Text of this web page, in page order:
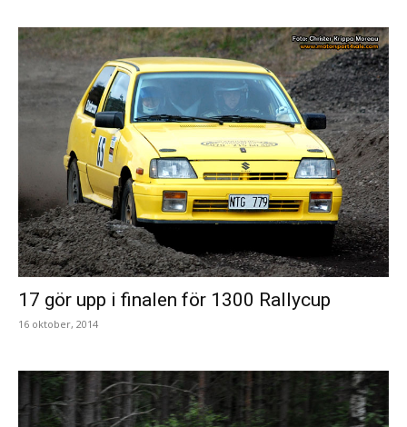
17 gör upp i finalen för 1300 Rallycup
16 oktober, 2014